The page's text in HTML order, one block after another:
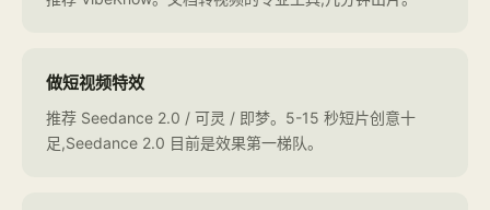
做短视频特效
推荐 Seedance 2.0 / 可灵 / 即梦。5-15 秒短片创意十
足,Seedance 2.0 目前是效果第一梯队。